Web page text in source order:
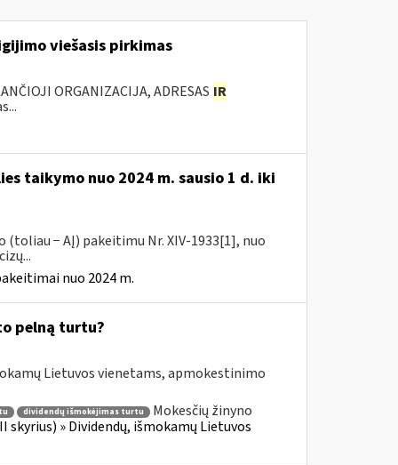
viešasis pirkimas
ORGANIZACIJA, ADRESAS IR
taikymo nuo 2024 m. sausio 1 d. iki
− AĮ) pakeitimu Nr. XIV-1933[1], nuo
nuo 2024 m.
pelną turtu?
Lietuvos vienetams, apmokestinimo
dividendų išmokėjimas turtu
Mokesčių žinyno
» Dividendų, išmokamų Lietuvos